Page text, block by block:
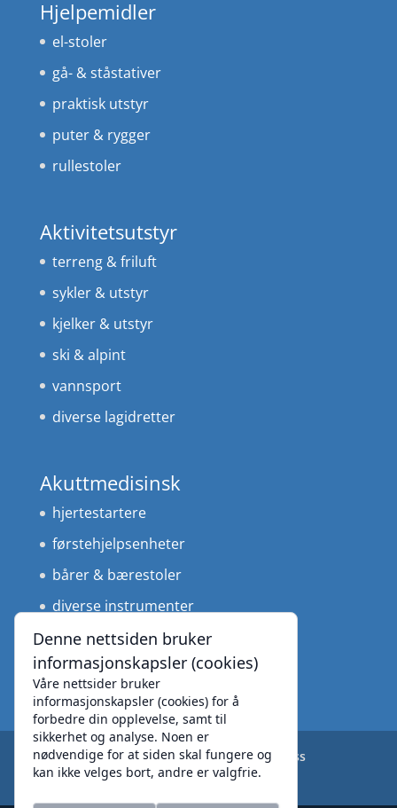
Hjelpemidler
el-stoler
gå- & ståstativer
praktisk utstyr
puter & rygger
rullestoler
Aktivitetsutstyr
terreng & friluft
sykler & utstyr
kjelker & utstyr
ski & alpint
vannsport
diverse lagidretter
Akuttmedisinsk
hjertestartere
førstehjelpsenheter
bårer & bærestoler
diverse instrumenter
medisinteknisk utstyr
Produkter Leverandører
Om oss
Personvernerklæring
Denne nettsiden bruker
informasjonskapsler (cookies)
Våre nettsider bruker
informasjonskapsler (cookies) for å
forbedre din opplevelse, samt til
sikkerhet og analyse. Noen er
nødvendige for at siden skal fungere og
kan ikke velges bort, andre er valgfrie.